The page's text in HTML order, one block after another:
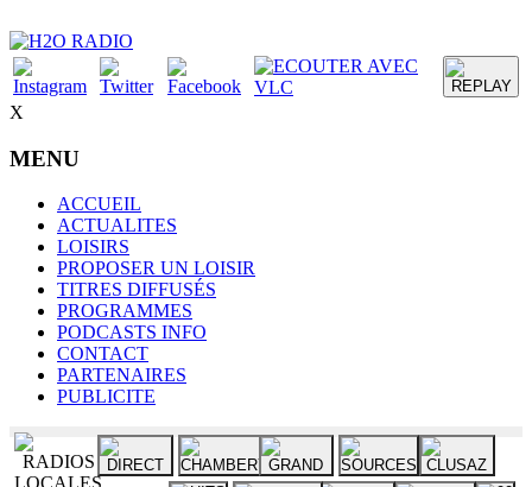
X
MENU
ACCUEIL
ACTUALITES
LOISIRS
PROPOSER UN LOISIR
TITRES DIFFUSÉS
PROGRAMMES
PODCASTS INFO
CONTACT
PARTENAIRES
PUBLICITE